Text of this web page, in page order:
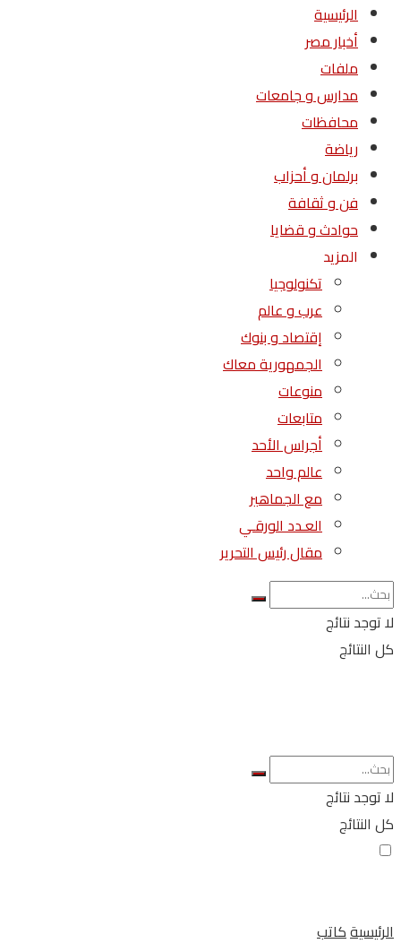
الرئيسية
أخبار مصر
ملفات
مدارس و جامعات
محافظات
رياضة
برلمان و أحزاب
فن و ثقافة
حوادث و قضايا
المزيد
تكنولوجيا
عرب و عالم
إقتصاد و بنوك
الجمهورية معاك
منوعات
متابعات
أجراس الأحد
عالم واحد
مع الجماهير
العـدد الورقـي
مقال رئيس التحرير
لا توجد نتائج
كل النتائج
لا توجد نتائج
كل النتائج
الرئيسيةكاتب